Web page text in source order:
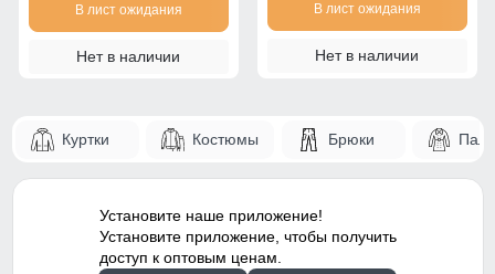
В лист ожидания
Нет в наличии
В лист ожидания
Нет в наличии
Куртки Костюмы Брюки
Установите наше приложение!
Установите приложение, чтобы получить
доступ к оптовым ценам.